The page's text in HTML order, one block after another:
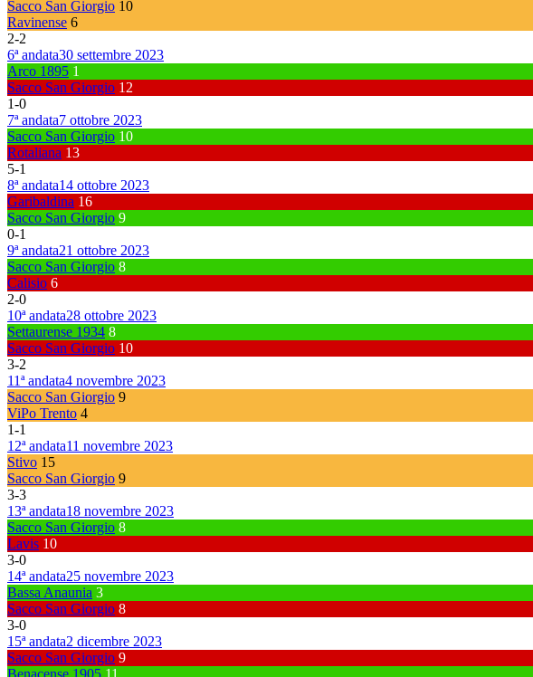
Sacco San Giorgio 10
Ravinense 6
2-2
6ª andata30 settembre 2023
Arco 1895 1
Sacco San Giorgio 12
1-0
7ª andata7 ottobre 2023
Sacco San Giorgio 10
Rotaliana 13
5-1
8ª andata14 ottobre 2023
Garibaldina 16
Sacco San Giorgio 9
0-1
9ª andata21 ottobre 2023
Sacco San Giorgio 8
Calisio 6
2-0
10ª andata28 ottobre 2023
Settaurense 1934 8
Sacco San Giorgio 10
3-2
11ª andata4 novembre 2023
Sacco San Giorgio 9
ViPo Trento 4
1-1
12ª andata11 novembre 2023
Stivo 15
Sacco San Giorgio 9
3-3
13ª andata18 novembre 2023
Sacco San Giorgio 8
Lavis 10
3-0
14ª andata25 novembre 2023
Bassa Anaunia 3
Sacco San Giorgio 8
3-0
15ª andata2 dicembre 2023
Sacco San Giorgio 9
Benacense 1905 11